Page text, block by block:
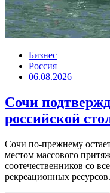
Бизнес
Россия
06.08.2026
Сочи
российской
Сочи по-прежнему
местом массового
соотечественников со
рекреационных